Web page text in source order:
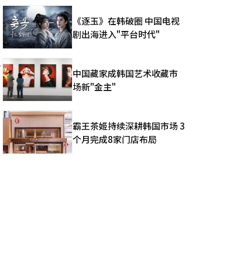
《逐玉》在韩破圈 中国电视
剧出海进入"平台时代"
中国藏家成韩国艺术收藏市
场新"金主"
霸王茶姬持续深耕韩国市场 3
个月完成8家门店布局